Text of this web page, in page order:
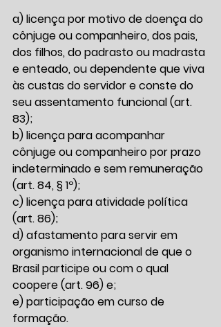
a) licença por motivo de doença do
cônjuge ou companheiro, dos pais,
dos filhos, do padrasto ou madrasta
e enteado, ou dependente que viva
às custas do servidor e conste do
seu assentamento funcional (art.
83);
b) licença para acompanhar
cônjuge ou companheiro por prazo
indeterminado e sem remuneração
(art. 84, § 1º);
c) licença para atividade política
(art. 86);
d) afastamento para servir em
organismo internacional de que o
Brasil participe ou com o qual
coopere (art. 96) e;
e) participação em curso de
formação.